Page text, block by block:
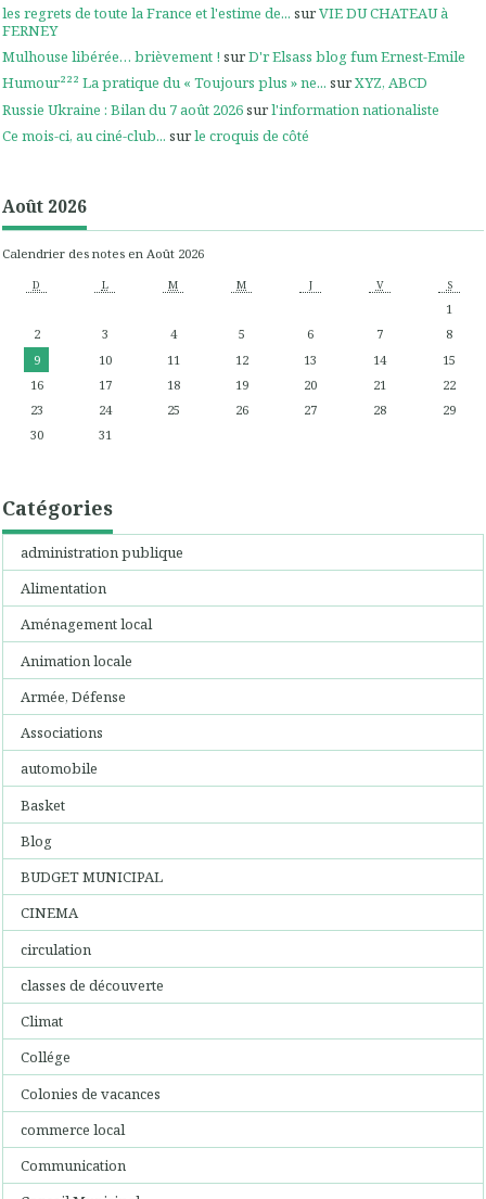
les regrets de toute la France et l'estime de... surVIE DU CHATEAU à
FERNEY
Mulhouse libérée… brièvement ! surD'r Elsass blog fum Ernest-Emile
Humour²²² La pratique du « Toujours plus » ne... surXYZ, ABCD
Russie Ukraine : Bilan du 7 août 2026surl'information nationaliste
Ce mois-ci, au ciné-club... surle croquis de côté
Août 2026
Calendrier des notes en Août 2026
D L M M J V S
1
2
3 4 5 6 7
8
9
10 11 12 13 14
15
16
17 18 19 20 21
22
23
24 25 26 27 28
29
30
31
Catégories
administration publique
Alimentation
Aménagement local
Animation locale
Armée, Défense
Associations
automobile
Basket
Blog
BUDGET MUNICIPAL
CINEMA
circulation
classes de découverte
Climat
Collége
Colonies de vacances
commerce local
Communication